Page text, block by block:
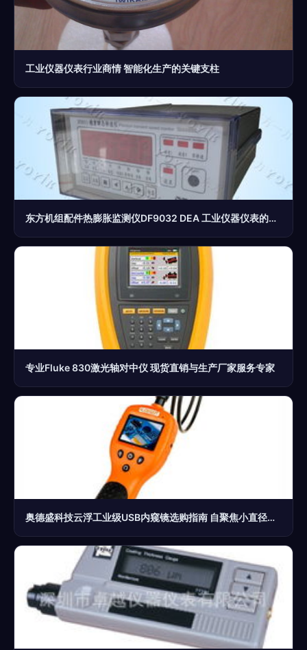
工业仪器仪表行业商情 智能化生产的关键支柱
东方机组配件热膨胀监测仪DF9032 DEA 工业仪器仪表的精密保障
专业Fluke 830激光轴对中仪 现货直销与生产厂家服务专家
奥德盛科技云浮工业级USB内窥镜选购指南 自聚焦小直径仪器的优势解析